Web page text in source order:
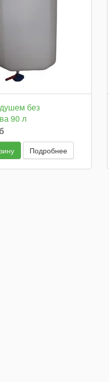
без
90 л
Подробнее